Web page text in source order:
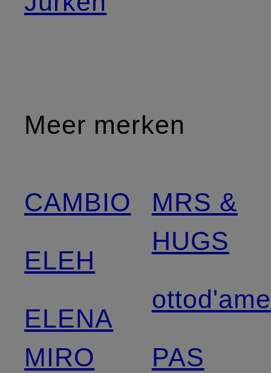
Meer merken
CAMBIO
ELEH
ELENA
MIRO
MRS &
HUGS
ottod'ame
PAS